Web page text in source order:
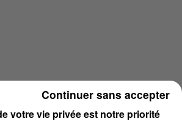
votre vie privée est notre priorité
Continuer sans accepter